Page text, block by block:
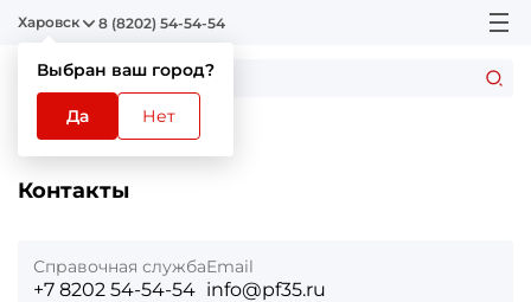
Харовск
Выбран ваш город?
Да Нет
8 (8202) 54-54-54
Главная Контакты
Контакты
Справочная служба
+7 8202 54-54-54
Email
info@pf35.ru